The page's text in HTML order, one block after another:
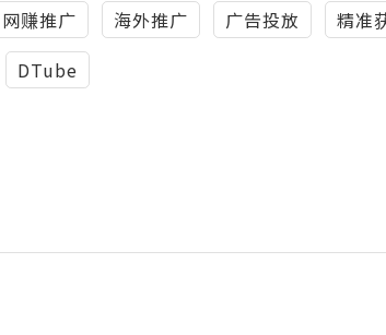
网赚推广 海外推广 广告投放
精准
DTube